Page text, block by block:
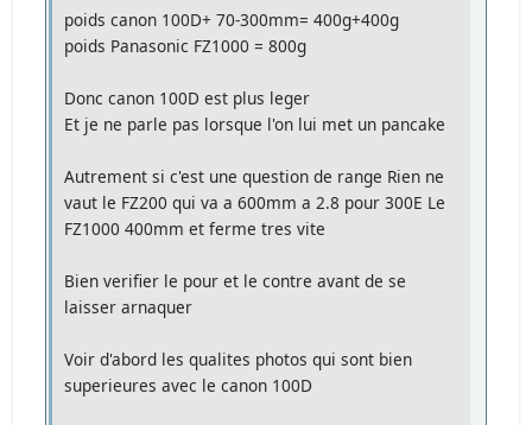
poids canon 100D+ 70-300mm= 400g+400g
poids Panasonic FZ1000 = 800g
Donc canon 100D est plus leger
Et je ne parle pas lorsque l'on lui met un pancake
Autrement si c'est une question de range Rien ne
vaut le FZ200 qui va a 600mm a 2.8 pour 300E Le
FZ1000 400mm et ferme tres vite
Bien verifier le pour et le contre avant de se
laisser arnaquer
Voir d'abord les qualites photos qui sont bien
superieures avec le canon 100D